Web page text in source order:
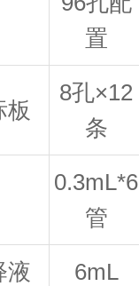
置
板
8孔×12
条
0.3mL*6
管
液 6mL